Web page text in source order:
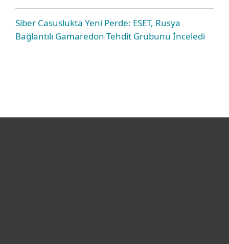
Siber Casuslukta Yeni Perde: ESET, Rusya
Bağlantılı Gamaredon Tehdit Grubunu İnceledi